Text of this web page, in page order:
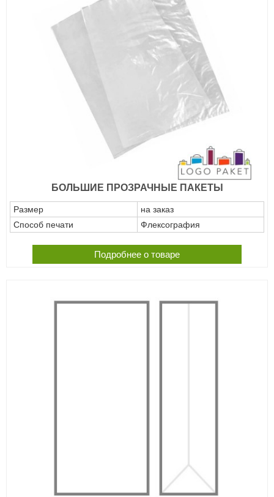
БОЛЬШИЕ ПРОЗРАЧНЫЕ ПАКЕТЫ
Размер
на заказ
Способ печати
Флексография
Подробнее о товаре